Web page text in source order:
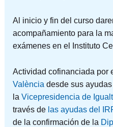
Al inicio y fin del curso
acompañamiento para la
exámenes en el Instituto
Actividad cofinanciada por
València desde sus
la Vicepresidencia de
través de las ayudas del
de la confirmación de la